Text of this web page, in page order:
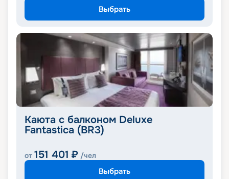
Выбрать
Каюта с балконом Deluxe
Fantastica (BR3)
от 151 401 ₽ /чел
Выбрать